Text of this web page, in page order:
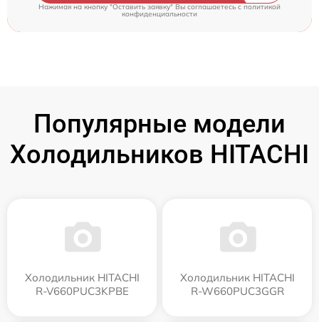
Нажимая на кнопку "Оставить заявку" Вы соглашаетесь cполитикой
конфиденциальности
Популярные модели
Холодильников HITACHI
Холодильник HITACHI
R-V660PUC3KPBE
Холодильник HITACHI
R-W660PUC3GGR